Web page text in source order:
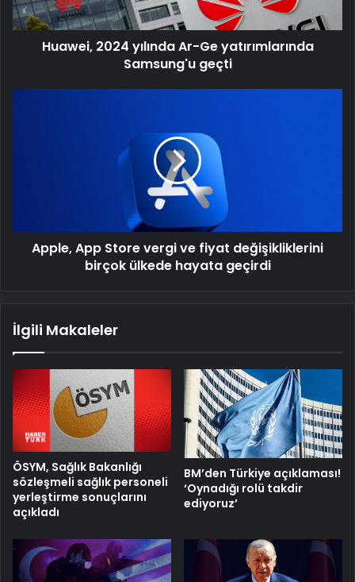
geçti
Huawei, 2024 yılında Ar-Ge yatırımlarında
Samsung'u geçti
ülkede
hayataApple, App Store vergi ve fiyat değişikliklerini
birçok ülkede hayata geçirdi
İlgili Makaleler
ÖSYM, Sağlık Bakanlığı
sözleşmeli sağlık personeli
yerleştirme sonuçlarını
açıkladı
BM’den Türkiye açıklaması!
‘Oynadığı rolü takdir
ediyoruz’